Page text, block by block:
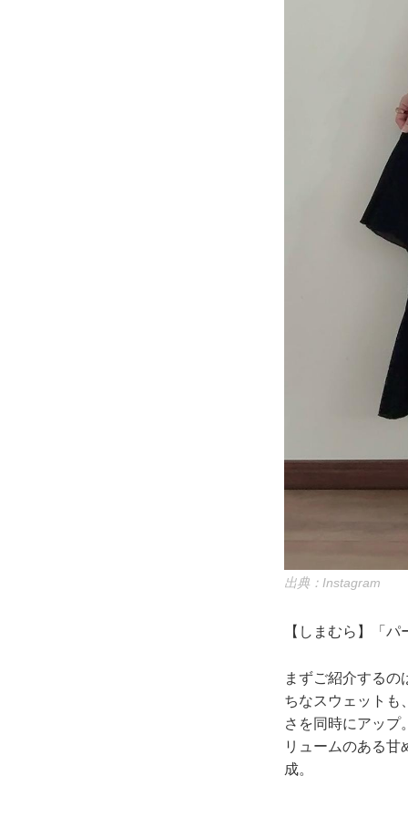
出典：Instagram
【しまむら】「
まずご紹介する
ちなスウェットも
さを同時にアップ
リュームのある甘
成。